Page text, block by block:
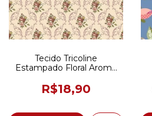
Tecido Tricoline
Estampado Floral Aroma
150CM
R$18,90